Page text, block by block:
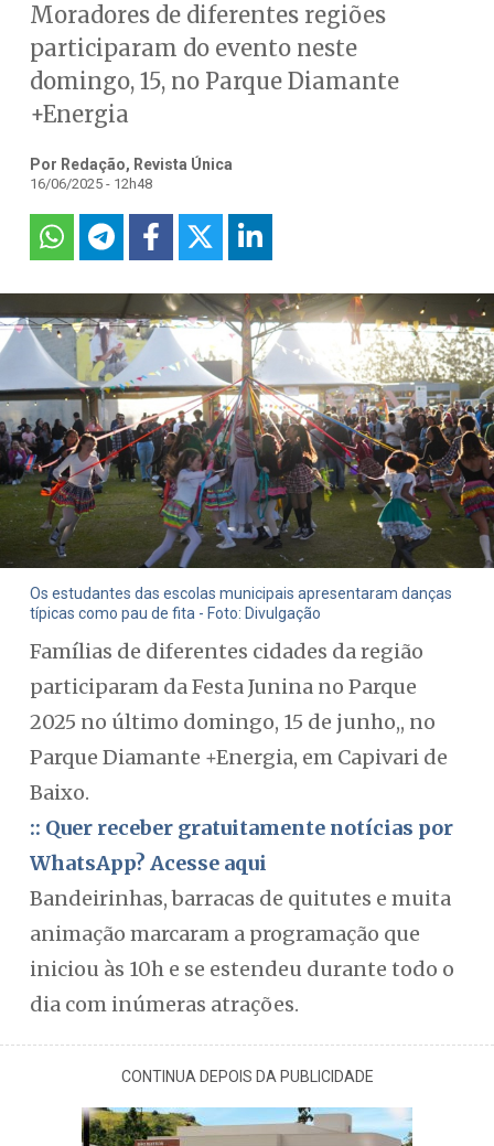
Moradores de diferentes regiões
participaram do evento neste
domingo, 15, no Parque Diamante
+Energia
Por Redação, Revista Única
16/06/2025 - 12h48
Os estudantes das escolas municipais apresentaram danças
típicas como pau de fita - Foto: Divulgação
Famílias de diferentes cidades da região
participaram da Festa Junina no Parque
2025 no último domingo, 15 de junho,, no
Parque Diamante +Energia, em Capivari de
Baixo.
:: Quer receber gratuitamente notícias por
WhatsApp? Acesse aqui
Bandeirinhas, barracas de quitutes e muita
animação marcaram a programação que
iniciou às 10h e se estendeu durante todo o
dia com inúmeras atrações.
CONTINUA DEPOIS DA PUBLICIDADE